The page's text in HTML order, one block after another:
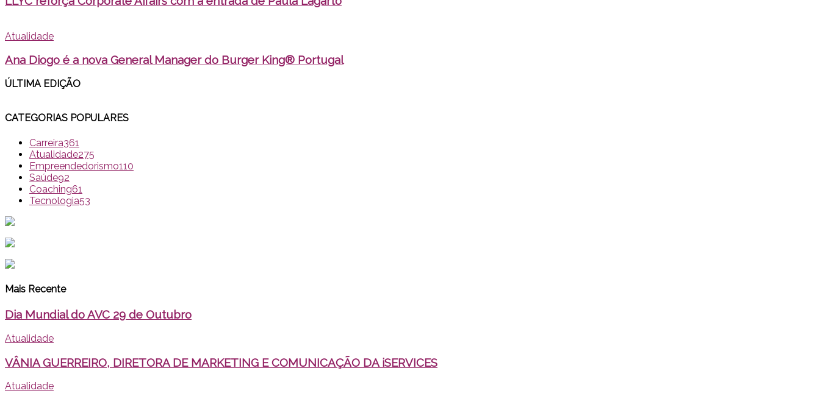
Atualidade
Ana Diogo é a nova General Manager do Burger King® Portugal
ÚLTIMA EDI ÇÃO
CATEGORIAS POPULARES
Carreira361
Atualidade275
Empreendedorismo110
Saúde92
Coaching61
Tecnologia53
Mais Recente
Dia Mundial do AVC 29 de Outubro
Atualidade
VÂNIA GUERREIRO, DIRETORA DE MARKETING E COMUNICAÇÃO DA iSERVICES
Atualidade